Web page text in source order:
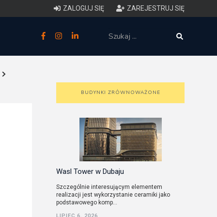
ZALOGUJ SIĘ ZAREJESTRUJ SIĘ
zakres i forma projektu
przestrzennym
BUDYNKI ZRÓWNOWAŻONE
Wasl Tower w Dubaju
Szczególnie interesującym elementem
realizacji jest wykorzystanie ceramiki jako
podstawowego komp...